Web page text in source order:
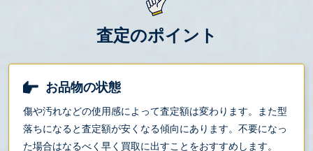
査定のポイント
お品物の状態
傷や汚れなどの使用感によって査定額は変わります。また型
落ちになると査定額が安くなる傾向にあります。不要になっ
た場合はなるべく早く買取に出すことをおすすめします。